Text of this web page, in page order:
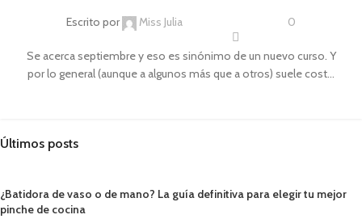
Escrito por Miss Julia 0
Se acerca septiembre y eso es sinónimo de un nuevo curso. Y
por lo general (aunque a algunos más que a otros) suele cost...
Últimos posts
¿Batidora de vaso o de mano? La guía definitiva para elegir tu mejor
pinche de cocina